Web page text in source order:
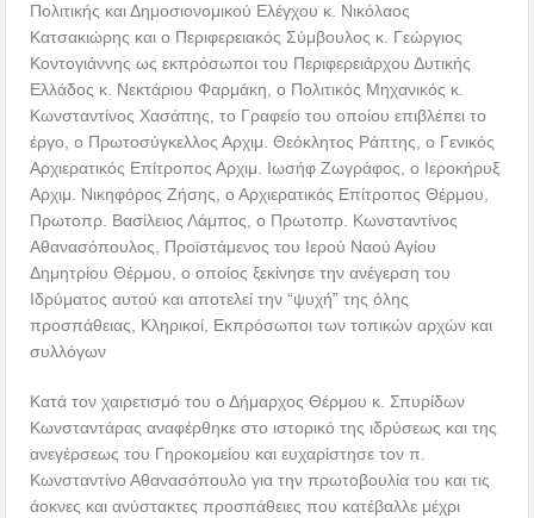
Πολιτικής και Δημοσιονομικού Ελέγχου κ. Νικόλαος
Κατσακιώρης και ο Περιφερειακός Σύμβουλος κ. Γεώργιος
Κοντογιάννης ως εκπρόσωποι του Περιφερειάρχου Δυτικής
Ελλάδος κ. Νεκτάριου Φαρμάκη, ο Πολιτικός Μηχανικός κ.
Κωνσταντίνος Χασάπης, το Γραφείο του οποίου επιβλέπει το
έργο, ο Πρωτοσύγκελλος Αρχιμ. Θεόκλητος Ράπτης, ο Γενικός
Αρχιερατικός Επίτροπος Αρχιμ. Ιωσήφ Ζωγράφος, ο Ιεροκήρυξ
Αρχιμ. Νικηφόρος Ζήσης, ο Αρχιερατικός Επίτροπος Θέρμου,
Πρωτοπρ. Βασίλειος Λάμπος, ο Πρωτοπρ. Κωνσταντίνος
Αθανασόπουλος, Προϊστάμενος του Ιερού Ναού Αγίου
Δημητρίου Θέρμου, ο οποίος ξεκίνησε την ανέγερση του
Ιδρύματος αυτού και αποτελεί την “ψυχή” της όλης
προσπάθειας, Κληρικοί, Εκπρόσωποι των τοπικών αρχών και
συλλόγων
Κατά τον χαιρετισμό του ο Δήμαρχος Θέρμου κ. Σπυρίδων
Κωνσταντάρας αναφέρθηκε στο ιστορικό της ιδρύσεως και της
ανεγέρσεως του Γηροκομείου και ευχαρίστησε τον π.
Κωνσταντίνο Αθανασόπουλο για την πρωτοβουλία του και τις
άοκνες και ανύστακτες προσπάθειες που κατέβαλλε μέχρι